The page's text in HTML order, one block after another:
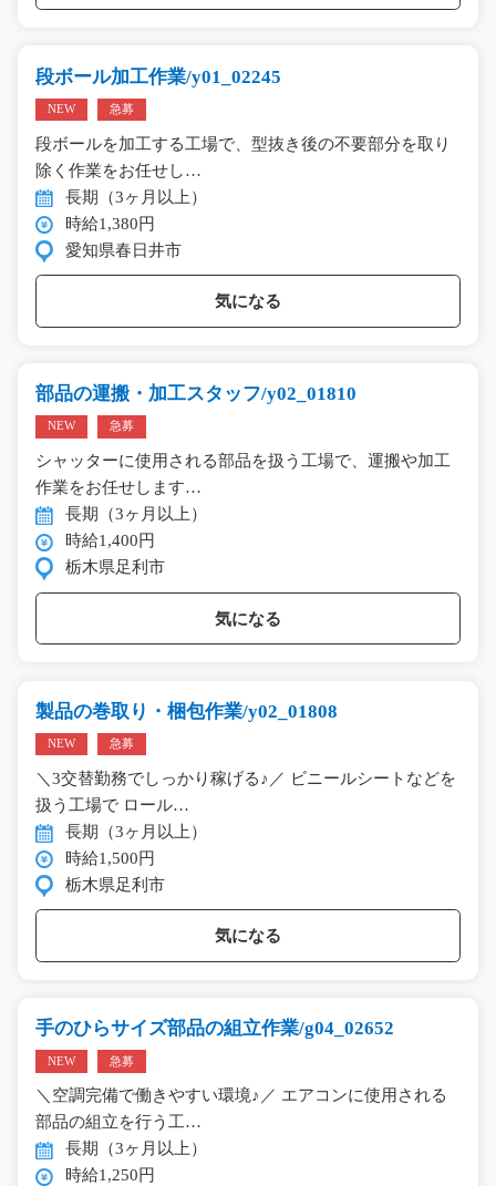
段ボール加工作業/y01_02245
NEW 急募
段ボールを加工する工場で、型抜き後の不要部分を取り
除く作業をお任せし…
長期（3ヶ月以上）
時給1,380円
愛知県春日井市
気になる
部品の運搬・加工スタッフ/y02_01810
NEW 急募
シャッターに使用される部品を扱う工場で、運搬や加工
作業をお任せします…
長期（3ヶ月以上）
時給1,400円
栃木県足利市
気になる
製品の巻取り・梱包作業/y02_01808
NEW 急募
＼3交替勤務でしっかり稼げる♪／ ビニールシートなどを
扱う工場で ロール…
長期（3ヶ月以上）
時給1,500円
栃木県足利市
気になる
手のひらサイズ部品の組立作業/g04_02652
NEW 急募
＼空調完備で働きやすい環境♪／ エアコンに使用される
部品の組立を行う工…
長期（3ヶ月以上）
時給1,250円